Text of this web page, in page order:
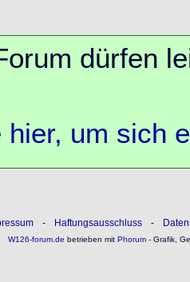
dürfen
hier, um sich
- Haftungsausschluss -
W126-forum.de betrieben mitPhorum- Grafik,